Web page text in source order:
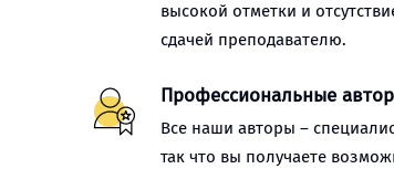
высокой отметки и
сдачей преподавателю.
Профессиональные
Все наши авторы –
так что вы получаете